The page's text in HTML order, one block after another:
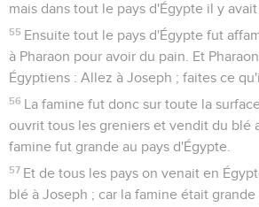
mais dans tout le pays d'Égypte il y avait
55 Ensuite tout le pays d'Égypte fut
à Pharaon pour avoir du pain. Et
Égyptiens : Allez à Joseph ; faites ce
56 La famine fut donc sur toute la
ouvrit tous les greniers et vendit du blé
famine fut grande au pays d'Égypte.
57 Et de tous les pays on venait en
blé à Joseph ; car la famine était grande